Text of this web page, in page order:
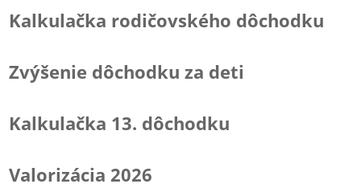
Kalkulačka rodičovského dôchodku
Zvýšenie dôchodku za deti
Kalkulačka 13. dôchodku
Valorizácia 2026